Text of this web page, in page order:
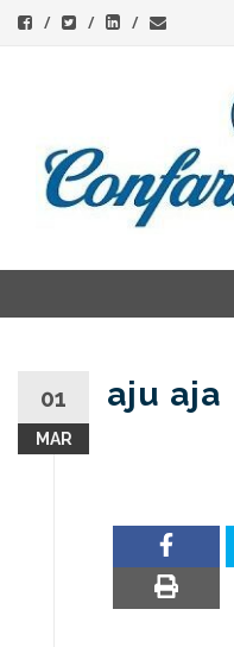
content
01
MAR
aju aja